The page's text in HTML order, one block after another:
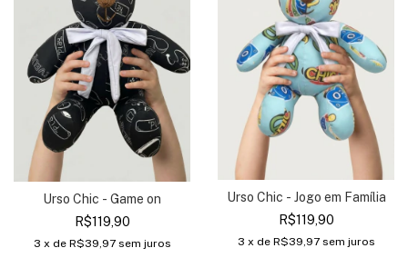
Urso Chic - Game on
R$119,90
3 x de R$39,97 sem juros
Urso Chic - Jogo em Família
R$119,90
3 x de R$39,97 sem juros